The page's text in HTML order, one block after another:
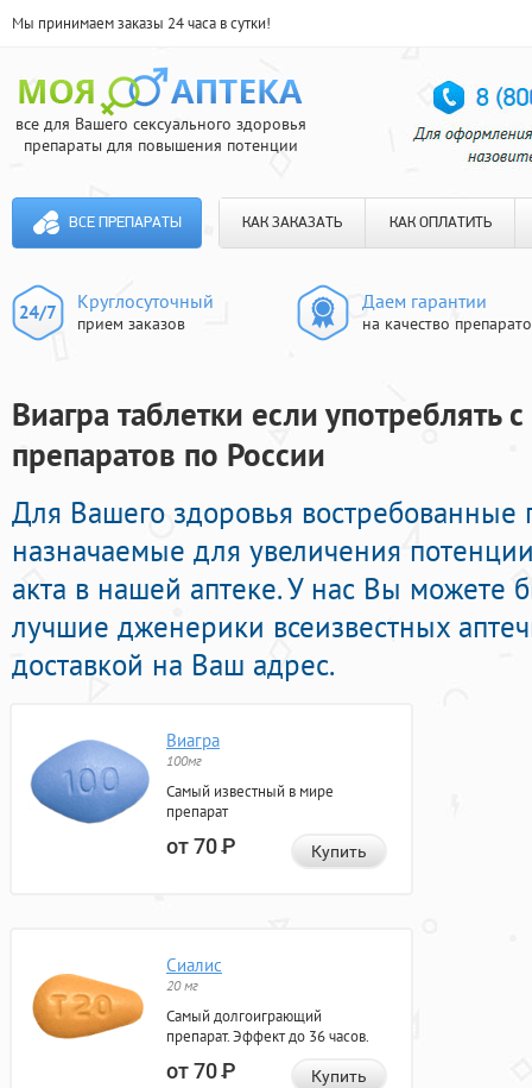
Мы принимаем заказы 24 часа в сутки!
все для Вашего сексуального здоровья
препараты для повышения потенции
ВСЕ ПРЕПАРАТЫ КАК ЗАКАЗАТЬ КАК ОПЛАТИТЬ
Круглосуточный
прием заказов
Даем гарантии
на качество
Виагра таблетки если употреблять
препаратов по России
Для Вашего здоровья востребованные
назначаемые для увеличения
акта в нашей аптеке. У нас Вы можете
лучшие дженерики всеизвестных
доставкой на Ваш адрес.
Виагра
100мг
Самый известный в мире
препарат
от 70Р Купить
Сиалис
20 мг
Самый долгоиграющий
препарат. Эффект до 36 часов.
от 70Р Купить